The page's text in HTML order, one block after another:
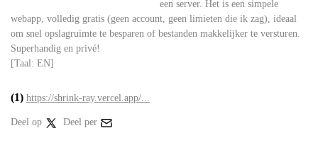
een server. Het is een simpele
webapp, volledig gratis (geen account, geen limieten die ik zag), ideaal
om snel opslagruimte te besparen of bestanden makkelijker te versturen.
Superhandig en privé!
[Taal: EN]
(1) https://shrink-ray.vercel.app/...
Deel op Deel per